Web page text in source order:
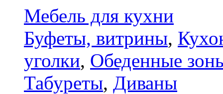
Мебель для кухни
Буфеты, витрины,
уголки, Обеденные
Табуреты, Диваны